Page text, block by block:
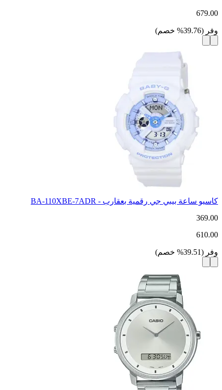
679.00
وفر (
39.76
% خصم)
كاسيو ساعة بيبي جي رقمية بعقارب - BA-110XBE-7ADR
369.00
610.00
وفر (
39.51
% خصم)